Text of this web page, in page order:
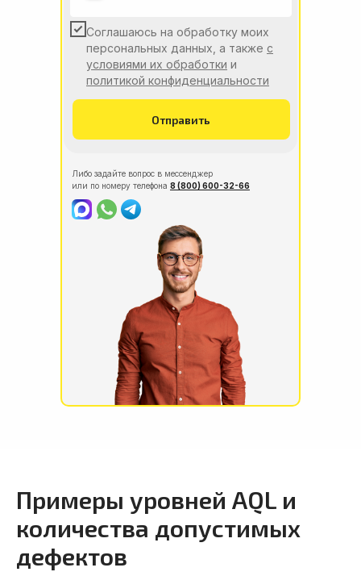
Либо задайте вопрос в мессенджер
или по номеру телефона 8 (800) 600-32-66
Соглашаюсь на обработку моих
персональных данных, а также с
условиями их обработки и
политикой конфиденциальности
Отправить
Примеры уровней AQL и
количества допустимых
дефектов